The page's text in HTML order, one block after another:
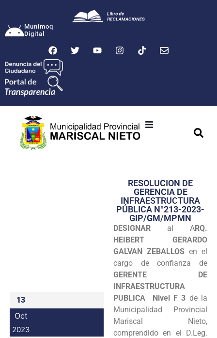
Munimoq
Digital
Transparencia
Seguridad
Programas
Intranet
13
Oct
2023
RESOLUCION DE
GERENCIA DE
INFRAESTRUCTURA
PÚBLICA N°213-2023-
GIP/GM/MPMN
DESIGNAR al ARQ.
HEIBERT GERARDO
GALVAN ZEBALLOS en el
cargo de confianza de
GERENTE DE
INFRAESTRUCTURA
PUBLICA Nivel F 3 de la
Municipalidad Provincial
Mariscal Nieto,
comprendido en el D.Leg.